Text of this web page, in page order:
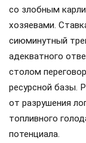
со злобным
хозяевами.
сиюминутный
адекватного
столом
ресурсной базы.
от разрушения
топливного
потенциала.